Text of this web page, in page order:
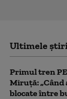
Ultimele
Primul tren
Miruță:
blocate între